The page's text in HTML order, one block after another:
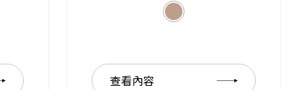
查看內容